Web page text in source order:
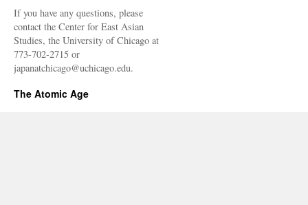
If you have any questions, please
contact the Center for East Asian
Studies, the University of Chicago at
773-702-2715 or
japanatchicago@uchicago.edu.
The Atomic Age